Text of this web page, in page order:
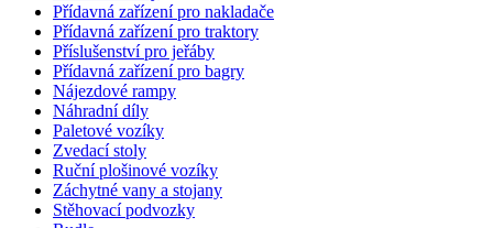
Přídavná zařízení pro nakladače
Přídavná zařízení pro traktory
Příslušenství pro jeřáby
Přídavná zařízení pro bagry
Nájezdové rampy
Náhradní díly
Paletové vozíky
Zvedací stoly
Ruční plošinové vozíky
Záchytné vany a stojany
Stěhovací podvozky